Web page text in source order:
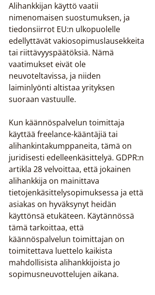
Alihankkijan käyttö vaatii
nimenomaisen suostumuksen, ja
tiedonsiirrot EU:n ulkopuolelle
edellyttävät vakiosopimuslausekkeita
tai riittävyyspäätöksiä. Nämä
vaatimukset eivät ole
neuvoteltavissa, ja niiden
laiminlyönti altistaa yrityksen
suoraan vastuulle.
Kun käännöspalvelun toimittaja
käyttää freelance-kääntäjiä tai
alihankintakumppaneita, tämä on
juridisesti edelleenkäsittelyä. GDPR:n
artikla 28 velvoittaa, että jokainen
alihankkija on mainittava
tietojenkäsittelysopimuksessa ja että
asiakas on hyväksynyt heidän
käyttönsä etukäteen. Käytännössä
tämä tarkoittaa, että
käännöspalvelun toimittajan on
toimitettava luettelo kaikista
mahdollisista alihankkijoista jo
sopimusneuvottelujen aikana.